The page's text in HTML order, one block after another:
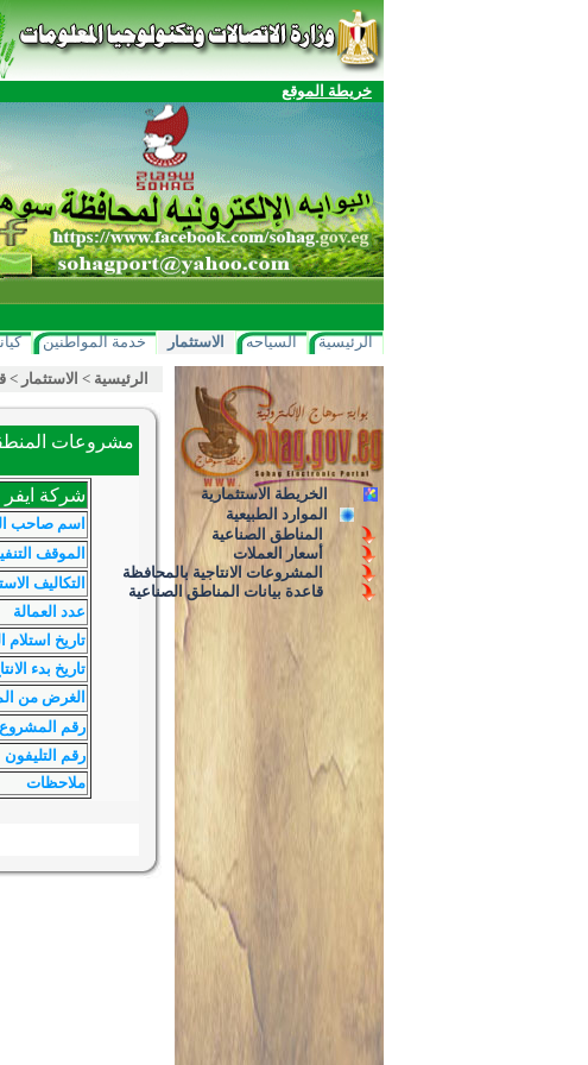
خريطة الموقع
الرئيسية السياحه الاستثمار خدمة المواطنين
الخريطة الاستثمارية
الموارد الطبيعية
المناطق الصناعية
أسعار العملات
المشروعات الانتاجية بالمحافظة
قاعدة بيانات المناطق الصناعية
الرئيسية > الاستثمار >
مشروعات
شركة ايفر
اسم صاحب
الموقف
التكاليف
عدد العمالة
تاريخ استلام
تاريخ بدء
الغرض من
رقم المشروع
رقم التليفون
ملاحظات